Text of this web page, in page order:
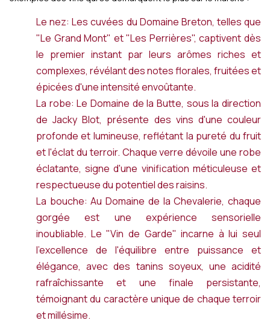
Le nez: Les cuvées du Domaine Breton, telles que
"Le Grand Mont" et "Les Perrières", captivent dès
le premier instant par leurs arômes riches et
complexes, révélant des notes florales, fruitées et
épicées d'une intensité envoûtante.
La robe: Le Domaine de la Butte, sous la direction
de Jacky Blot, présente des vins d'une couleur
profonde et lumineuse, reflétant la pureté du fruit
et l'éclat du terroir. Chaque verre dévoile une robe
éclatante, signe d'une vinification méticuleuse et
respectueuse du potentiel des raisins.
La bouche: Au Domaine de la Chevalerie, chaque
gorgée est une expérience sensorielle
inoubliable. Le "Vin de Garde" incarne à lui seul
l'excellence de l'équilibre entre puissance et
élégance, avec des tanins soyeux, une acidité
rafraîchissante et une finale persistante,
témoignant du caractère unique de chaque terroir
et millésime.